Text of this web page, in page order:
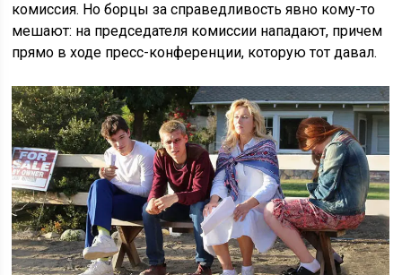
комиссия. Но борцы за справедливость явно кому-то
мешают: на председателя комиссии нападают, причем
прямо в ходе пресс-конференции, которую тот давал.